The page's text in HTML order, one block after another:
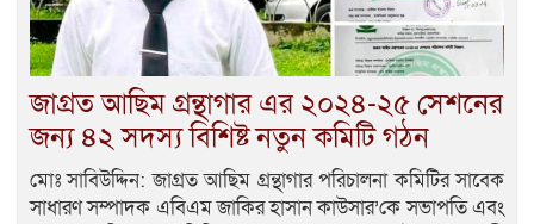
জাগ্রত আছিম গ্রন্থাগার এর ২০২৪-২৫ সেশনের
জন্য ৪২ সদস্য বিশিষ্ট নতুন কমিটি গঠন
মোঃ সাবিউদ্দিন: জাগ্রত আছিম গ্রন্থাগার পরিচালনা কমিটির সাবেক
সাধারণ সম্পাদক এবিএম জাকির হাসান কাউসার’কে সভাপতি এবং